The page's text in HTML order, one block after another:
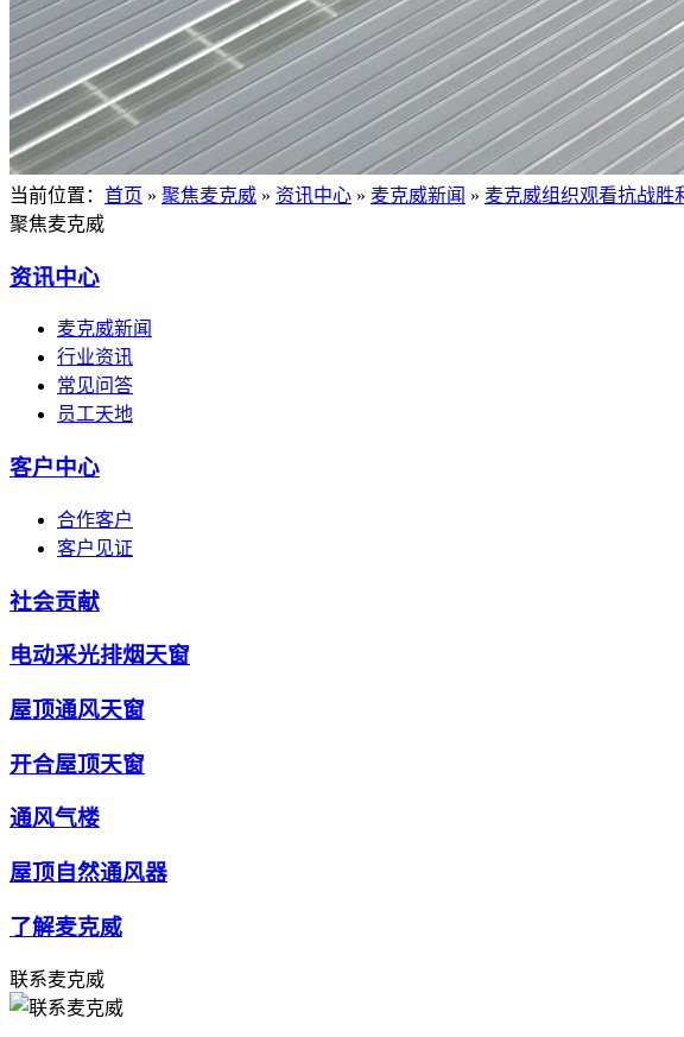
当前位置 ： 首页 » 聚焦麦克威 » 资讯中心 » 麦克威新闻 » 麦克威组织观看抗战胜
聚焦麦克威
资讯中心
麦克威新闻
行业资讯
常见问答
员工天地
客户中心
合作客户
客户见证
社会贡献
电动采光排烟天窗
屋顶通风天窗
开合屋顶天窗
通风气楼
屋顶自然通风器
了解麦克威
联系麦克威